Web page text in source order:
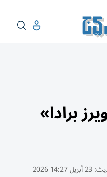
برادا»
23 أبريل 14:27 2026